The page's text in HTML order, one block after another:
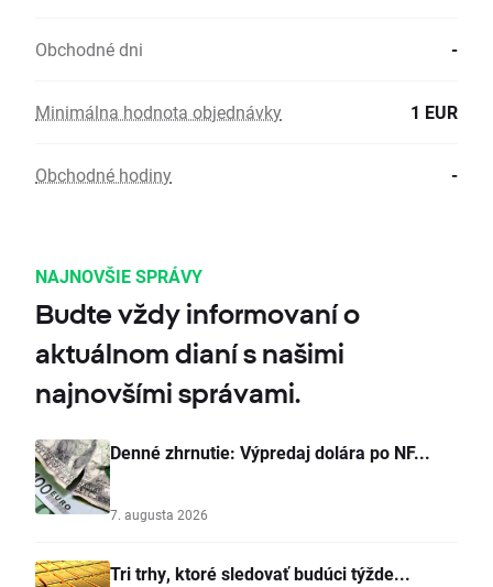
Obchodné dni -
Minimálna hodnota objednávky 1 EUR
Obchodné hodiny -
NAJNOVŠIE SPRÁVY
Budte vždy informovaní o
aktuálnom dianí s našimi
najnovšími správami.
Denné zhrnutie: Výpredaj dolára po NF...
7. augusta 2026
Tri trhy, ktoré sledovať budúci týžde...